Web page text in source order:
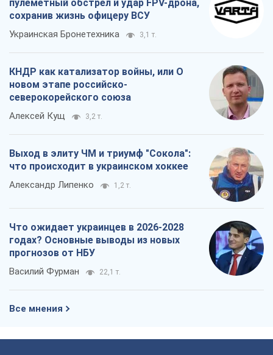
пулеметный обстрел и удар FPV-дрона,
сохранив жизнь офицеру ВСУ
Украинская Бронетехника 3,1 т.
КНДР как катализатор войны, или О
новом этапе российско-
северокорейского союза
Алексей Кущ 3,2 т.
Выход в элиту ЧМ и триумф "Сокола":
что происходит в украинском хоккее
Александр Липенко 1,2 т.
Что ожидает украинцев в 2026-2028
годах? Основные выводы из новых
прогнозов от НБУ
Василий Фурман 22,1 т.
Все мнения